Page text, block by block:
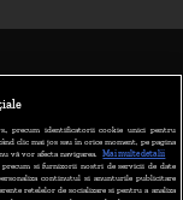
precum identificatorii cookie unici pentru
clic mai jos sau în orice moment, pe pagina
vă vor afecta navigarea.
Mai multe detalii
precum si furnizorii nostri de servicii de date
continutul si anunturile publicitare
retelelor de socializare si pentru a analiza